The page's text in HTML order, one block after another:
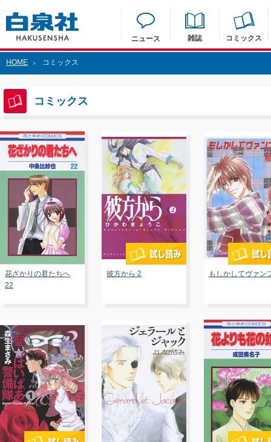
ニュース 雑誌 コミックス
HOME > コミックス
コミックス
花ざかりの君たちへ
22
彼方から 2 もしかしてヴァン